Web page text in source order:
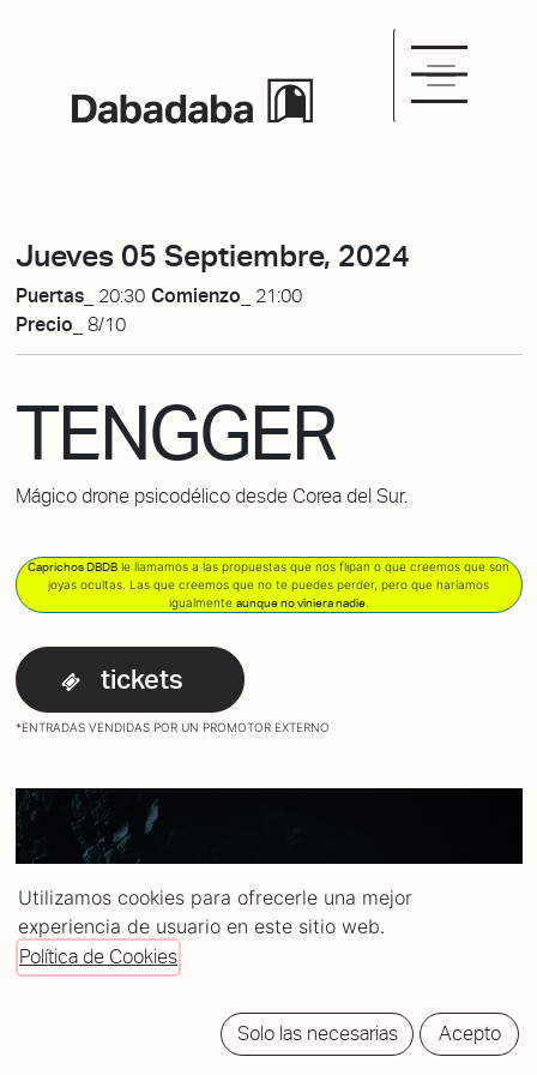
Jueves 05 Septiembre, 2024
Puertas_ 20:30 Comienzo_ 21:00
Precio_ 8/10
TENGGER
Mágico drone psicodélico desde Corea del Sur.
Caprichos DBDB le llamamos a las propuestas que nos flipan o que creemos que son
joyas ocultas. Las que creemos que no te puedes perder, pero que haríamos
igualmente aunque no viniera nadie.
tickets
*ENTRADAS VENDIDAS POR UN PROMOTOR EXTERNO
Utilizamos cookies para ofrecerle una mejor
experiencia de usuario en este sitio web.
Política de Cookies
Solo las necesarias Acepto